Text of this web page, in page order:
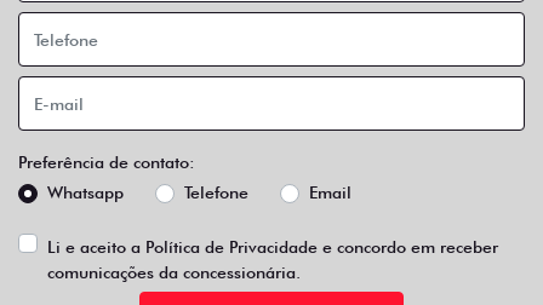
Preferência de contato:
Whatsapp
Telefone Email
Li e aceito a Política de Privacidade e concordo em receber
comunicações da concessionária.